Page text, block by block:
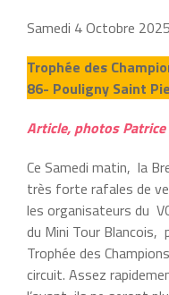
Samedi 4 Octobre 2025
Trophée des
86- Pouligny Saint
Article, photos Patrice
Ce Samedi matin, la
très forte rafales de
les organisateurs du
du Mini Tour Blancois,
Trophée des
circuit. Assez